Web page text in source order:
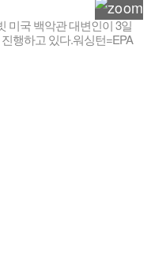
미국 백악관 대변인이 3일
행하고 있다.워싱턴=EPA